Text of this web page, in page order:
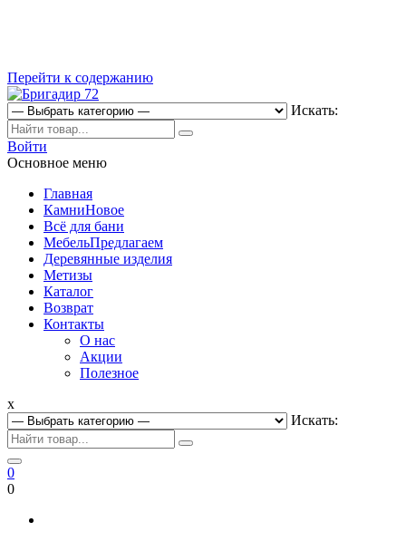
Перейти к содержанию
Бригадир 72
Магазин строительных материалов
Искать:
Войти
Основное меню
Главная
КамниНовое
Всё для бани
МебельПредлагаем
Деревянные изделия
Метизы
Каталог
Возврат
Контакты
О нас
Акции
Полезное
x
Искать:
0
0